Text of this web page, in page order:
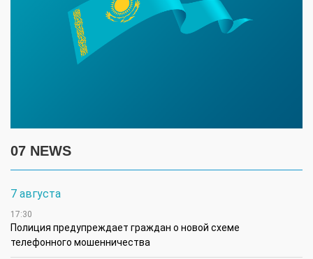
07 NEWS
7 августа
17:30
Полиция предупреждает граждан о новой схеме
телефонного мошенничества